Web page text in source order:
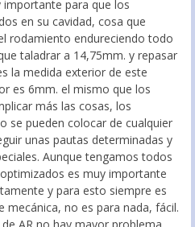
para que los
en su cavidad, cosa que
rodamiento endureciendo todo
taladrar a 14,75mm. y repasar
la medida exterior de este
es 6mm. el mismo que los
más las cosas, los
se pueden colocar de cualquier
unas pautas determinadas y
Aunque tengamos todos
es muy importante
y para esto siempre es
no es para nada, fácil.
AR no hay mayor problema